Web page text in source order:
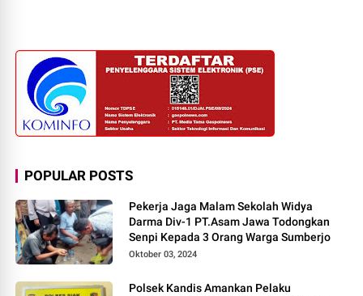
POPULAR POSTS
Pekerja Jaga Malam Sekolah Widya
Darma Div-1 PT.Asam Jawa Todongkan
Senpi Kepada 3 Orang Warga Sumberjo
Oktober 03, 2024
Polsek Kandis Amankan Pelaku